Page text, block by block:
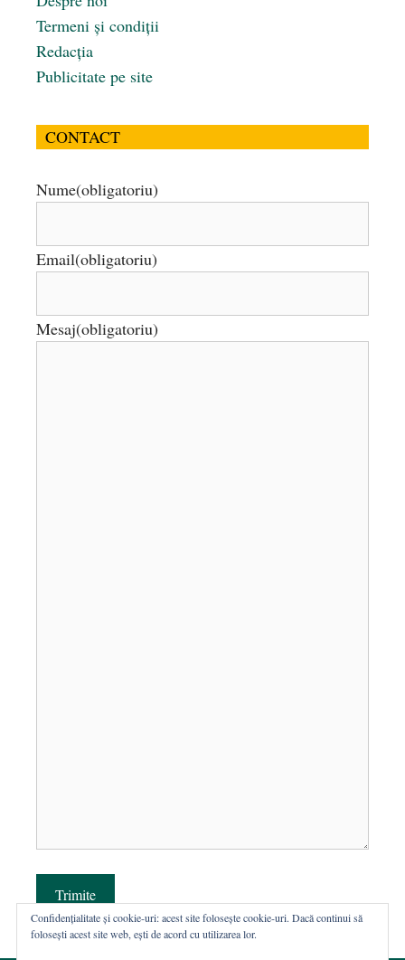
Termeni și condiții
Redacția
Publicitate pe site
CONTACT
Nume(obligatoriu)
Email(obligatoriu)
Mesaj(obligatoriu)
Trimite
Confidențialitate și cookie-uri: acest site folosește cookie-uri. Dacă continui să
folosești acest site web, ești de acord cu utilizarea lor.